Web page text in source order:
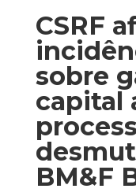
CSRF
sobre
capital
BM&F